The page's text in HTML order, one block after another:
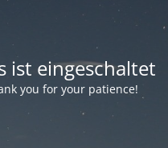
ist eingeschaltet
you for your patience!